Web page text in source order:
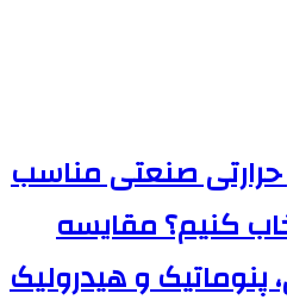
صنعتی مناسب
کنیم؟ مقایسه
و هیدرولیک